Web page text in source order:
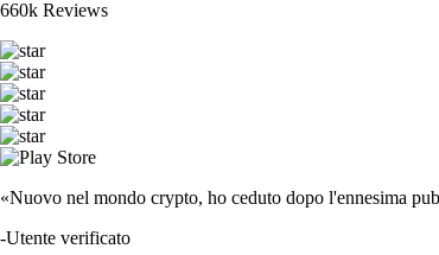
660k Reviews
«Nuovo nel mondo crypto, ho ceduto dopo l'ennesima
-Utente verificato